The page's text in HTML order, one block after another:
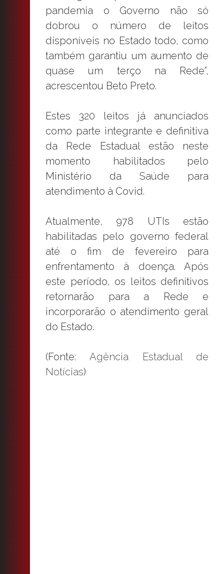
pandemia o Governo não só
dobrou o número de leitos
disponíveis no Estado todo, como
também garantiu um aumento de
quase um terço na Rede”,
acrescentou Beto Preto.
Estes 320 leitos já anunciados
como parte integrante e definitiva
da Rede Estadual estão neste
momento habilitados pelo
Ministério da Saúde para
atendimento à Covid.
Atualmente, 978 UTIs estão
habilitadas pelo governo federal
até o fim de fevereiro para
enfrentamento à doença. Após
este período, os leitos definitivos
retornarão para a Rede e
incorporarão o atendimento geral
do Estado.
(Fonte:Agência Estadual de
Notícias)